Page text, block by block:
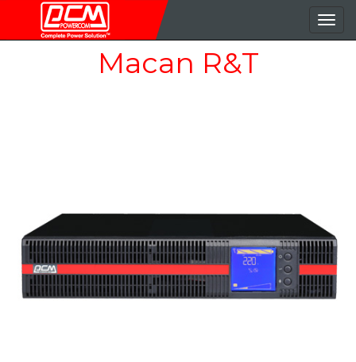
導
覽
Macan R&T